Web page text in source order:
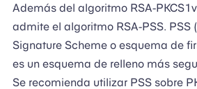
Además del algoritmo RSA-
admite el algoritmo RSA-PSS. PSS
Signature Scheme o esquema de
es un esquema de relleno más
Se recomienda utilizar PSS sobre